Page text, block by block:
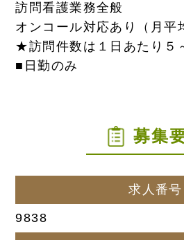
訪問看護業務全般
オンコール対応あり（月平
★訪問件数は１日あたり５
■日勤のみ
募集
求人番号
9838